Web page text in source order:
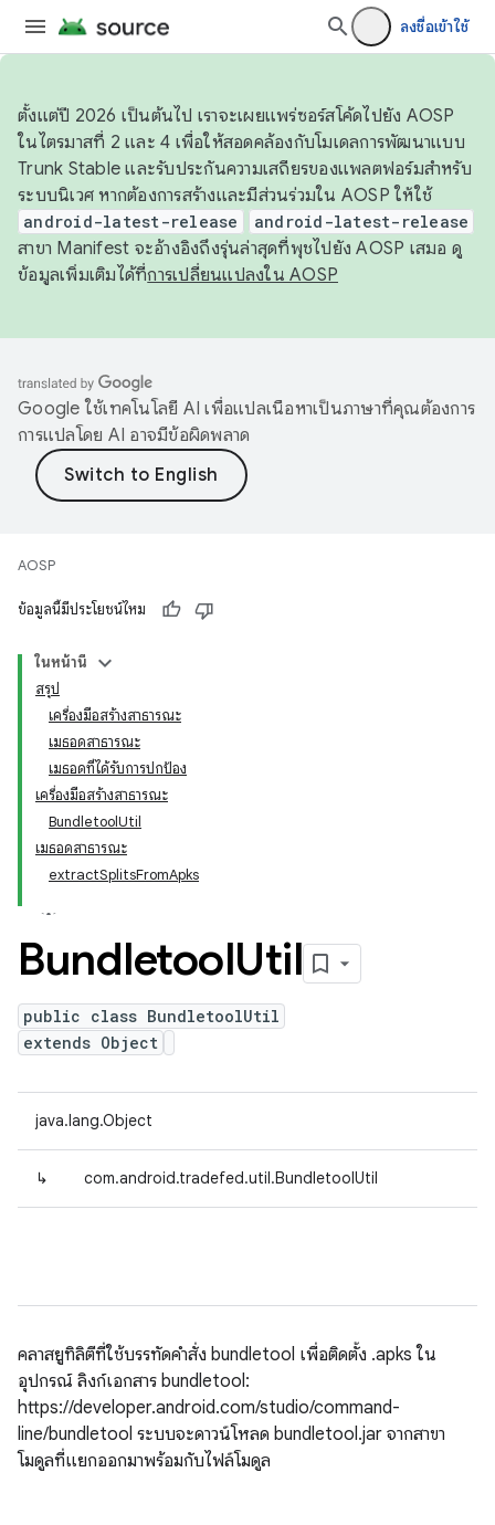
ลงชื่อเข้าใช้
ตั้งแต่ปี 2026 เป็นต้นไป เราจะเผยแพร่ซอร์สโค้ดไปยัง AOSP
ในไตรมาสที่ 2 และ 4 เพื่อให้สอดคล้องกับโมเดลการพัฒนาแบบ
Trunk Stable และรับประกันความเสถียรของแพลตฟอร์มสำหรับ
ระบบนิเวศ หากต้องการสร้างและมีส่วนร่วมใน AOSP ให้ใช้
android-latest-release android-latest-release
สาขา Manifest จะอ้างอิงถึงรุ่นล่าสุดที่พุชไปยัง AOSP เสมอ ดู
ข้อมูลเพิ่มเติมได้ที่การเปลี่ยนแปลงใน AOSP
Google ใช้เทคโนโลยี AI เพื่อแปลเนื้อหาเป็นภาษาที่คุณต้องการ
การแปลโดย AI อาจมีข้อผิดพลาด
AOSP
ข้อมูลนี้มีประโยชน์ไหม
ในหน้านี้
สรุป
เครื่องมือสร้างสาธารณะ
เมธอดสาธารณะ
เมธอดที่ได้รับการปกป้อง
เครื่องมือสร้างสาธารณะ
BundletoolUtil
เมธอดสาธารณะ
extractSplitsFromApks
BundletoolUtil
public class BundletoolUtil
extends Object
java.lang.Object
↳ com.android.tradefed.util.BundletoolUtil
คลาสยูทิลิตีที่ใช้บรรทัดคำสั่ง bundletool เพื่อติดตั้ง .apks ใน
อุปกรณ์ ลิงก์เอกสาร bundletool:
https://developer.android.com/studio/command-
line/bundletool ระบบจะดาวน์โหลด bundletool.jar จากสาขา
โมดูลที่แยกออกมาพร้อมกับไฟล์โมดูล